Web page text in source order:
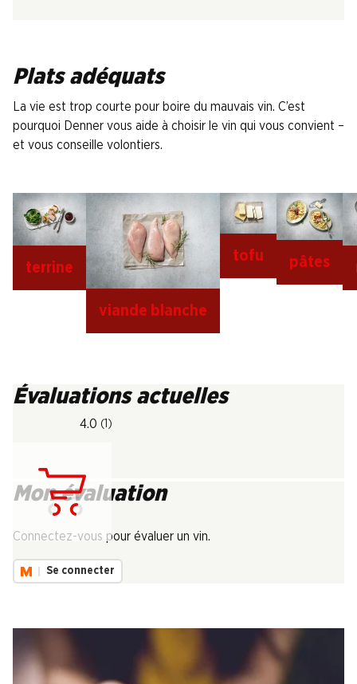
Plats adéquats
La vie est trop courte pour boire du mauvais vin. C’est
pourquoi Denner vous aide à choisir le vin qui vous convient –
et vous conseille volontiers.
terrine
viande blanche
tofu pâtes
Évaluations actuelles
4.0 (1)
Mon évaluation
Connectez-vous pour évaluer un vin.
Se connecter